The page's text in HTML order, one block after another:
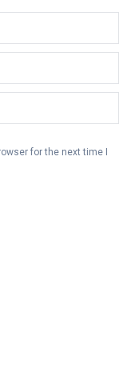
for the next time I